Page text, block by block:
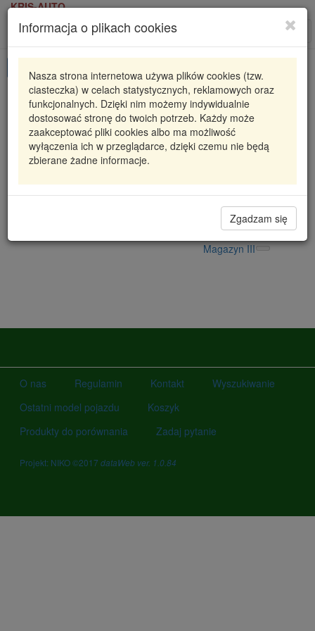
KRIS-AUTO
Informacja o plikach cookies
Nasza strona internetowa używa plików cookies (tzw.
ciasteczka) w celach statystycznych, reklamowych oraz
funkcjonalnych. Dzięki nim możemy indywidualnie
dostosować stronę do twoich potrzeb. Każdy może
zaakceptować pliki cookies albo ma możliwość
wyłączenia ich w przeglądarce, dzięki czemu nie będą
zbierane żadne informacje.
Zgadzam się
Karta produktu
RC329-99 CAFFARO
ROLKA NAPINACZA RENAULT
31,79 zł
Filia Lublin 0
Magazyn II
Magazyn V
Magazyn III
O nas Regulamin Kontakt
Wyszukiwanie
Ostatni model pojazdu
Koszyk
Produkty do porównania
Zadaj pytanie
Projekt: NIKO ©2017 dataWeb ver. 1.0.84